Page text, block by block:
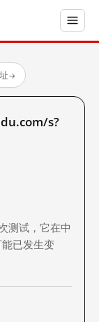
→
s?
测试，它在中
已发生变